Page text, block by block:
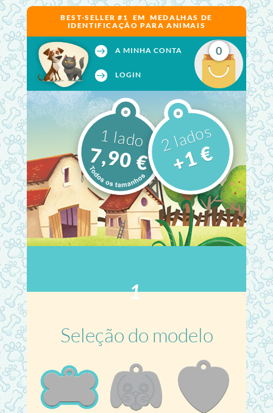
BEST-SELLER #1 EM MEDALHAS DE
IDENTIFICAÇÃO PARA ANIMAIS
A MINHA CONTA
LOGIN
0
1 lado
7,90 €
2 lados
+1 €
1
Seleção do modelo